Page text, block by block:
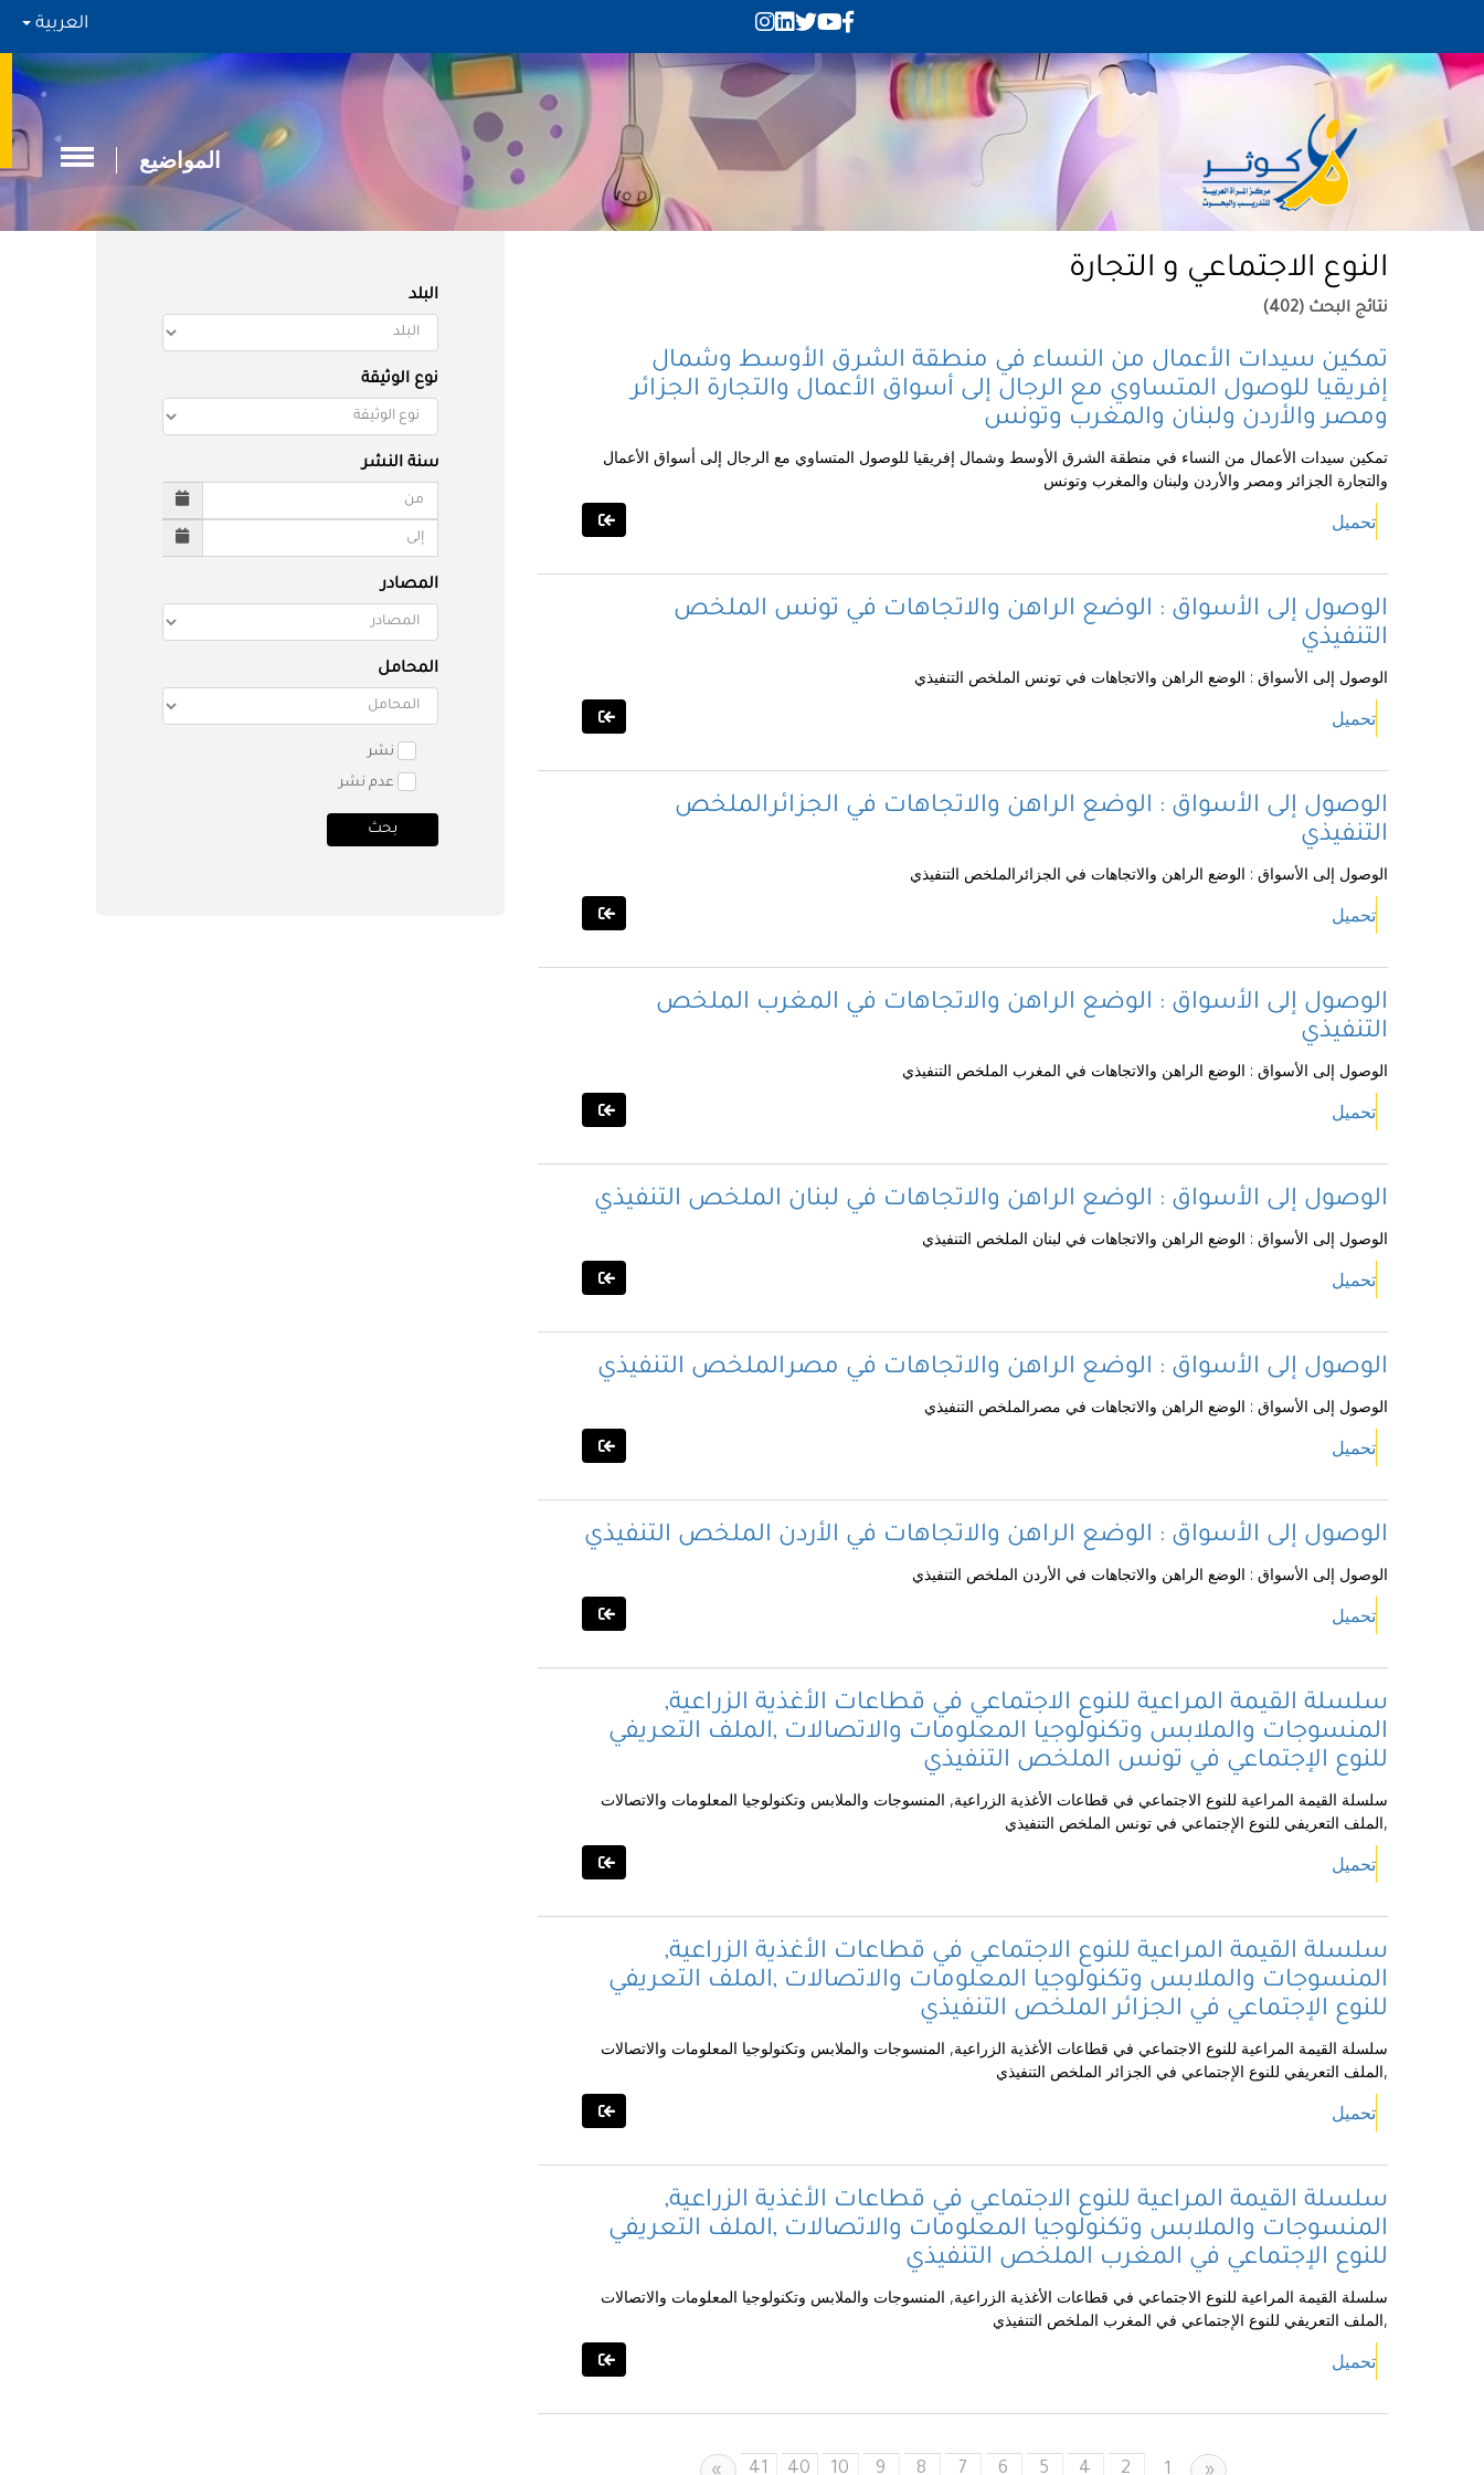
العربية
المواضيع
النوع الاجتماعي و التجارة
نتائج البحث (402)
تمكين سيدات الأعمال من النساء في منطقة الشرق الأوسط وشمال
إفريقيا للوصول المتساوي مع الرجال إلى أسواق الأعمال والتجارة الجزائر
ومصر والأردن ولبنان والمغرب وتونس
تمكين سيدات الأعمال من النساء في منطقة الشرق الأوسط وشمال إفريقيا للوصول المتساوي مع الرجال إلى أسواق الأعمال
والتجارة الجزائر ومصر والأردن ولبنان والمغرب وتونس
تحميل
الوصول إلى الأسواق : الوضع الراهن والاتجاهات في تونس الملخص
التنفيذي
الوصول إلى الأسواق : الوضع الراهن والاتجاهات في تونس الملخص التنفيذي
تحميل
الوصول إلى الأسواق : الوضع الراهن والاتجاهات في الجزائرالملخص
التنفيذي
الوصول إلى الأسواق : الوضع الراهن والاتجاهات في الجزائرالملخص التنفيذي
تحميل
الوصول إلى الأسواق : الوضع الراهن والاتجاهات في المغرب الملخص
التنفيذي
الوصول إلى الأسواق : الوضع الراهن والاتجاهات في المغرب الملخص التنفيذي
تحميل
الوصول إلى الأسواق : الوضع الراهن والاتجاهات في لبنان الملخص التنفيذي
الوصول إلى الأسواق : الوضع الراهن والاتجاهات في لبنان الملخص التنفيذي
تحميل
الوصول إلى الأسواق : الوضع الراهن والاتجاهات في مصرالملخص التنفيذي
الوصول إلى الأسواق : الوضع الراهن والاتجاهات في مصرالملخص التنفيذي
تحميل
الوصول إلى الأسواق : الوضع الراهن والاتجاهات في الأردن الملخص التنفيذي
الوصول إلى الأسواق : الوضع الراهن والاتجاهات في الأردن الملخص التنفيذي
تحميل
سلسلة القيمة المراعية للنوع الاجتماعي في قطاعات الأغذية الزراعية,
المنسوجات والملابس وتكنولوجيا المعلومات والاتصالات ,الملف التعريفي
للنوع الإجتماعي في تونس الملخص التنفيذي
سلسلة القيمة المراعية للنوع الاجتماعي في قطاعات الأغذية الزراعية, المنسوجات والملابس وتكنولوجيا المعلومات والاتصالات
,الملف التعريفي للنوع الإجتماعي في تونس الملخص التنفيذي
تحميل
سلسلة القيمة المراعية للنوع الاجتماعي في قطاعات الأغذية الزراعية,
المنسوجات والملابس وتكنولوجيا المعلومات والاتصالات ,الملف التعريفي
للنوع الإجتماعي في الجزائر الملخص التنفيذي
سلسلة القيمة المراعية للنوع الاجتماعي في قطاعات الأغذية الزراعية, المنسوجات والملابس وتكنولوجيا المعلومات والاتصالات
,الملف التعريفي للنوع الإجتماعي في الجزائر الملخص التنفيذي
تحميل
سلسلة القيمة المراعية للنوع الاجتماعي في قطاعات الأغذية الزراعية,
المنسوجات والملابس وتكنولوجيا المعلومات والاتصالات ,الملف التعريفي
للنوع الإجتماعي في المغرب الملخص التنفيذي
سلسلة القيمة المراعية للنوع الاجتماعي في قطاعات الأغذية الزراعية, المنسوجات والملابس وتكنولوجيا المعلومات والاتصالات
,الملف التعريفي للنوع الإجتماعي في المغرب الملخص التنفيذي
تحميل
Previous
1
2
4
5
6
7
8
9
10
40
41
Next
البلد
نوع الوثيقة
سنة النشر
المصادر
المحامل
نشر
عدم نشر
بحث